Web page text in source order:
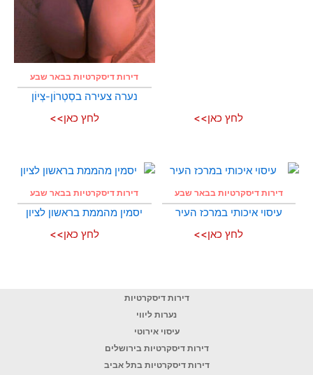
לחץ כאן>>
דירות דיסקרטיות בבאר שבע
נערה צעירה בסְטְרוֹן-צְיוֹן
לחץ כאן>>
דירות דיסקרטיות בבאר שבע
עיסוי איכותי במרכז העיר
לחץ כאן>>
דירות דיסקרטיות בבאר שבע
יסמין מהממת בראשון לציון
לחץ כאן>>
דירות דיסקרטיות
נערות ליווי
עיסוי אירוטי
דירות דיסקרטיות בירושלים
דירות דיסקרטיות בתל אביב